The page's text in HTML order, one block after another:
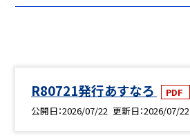
R80721発行あすなろ PDF
公開日 2026/07/22 更新日 2026/07/22